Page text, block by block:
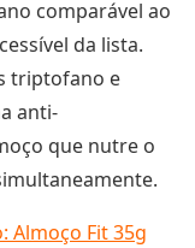
comparável ao
da lista.
triptofano e
anti-
que nutre o
Almoço Fit 35g